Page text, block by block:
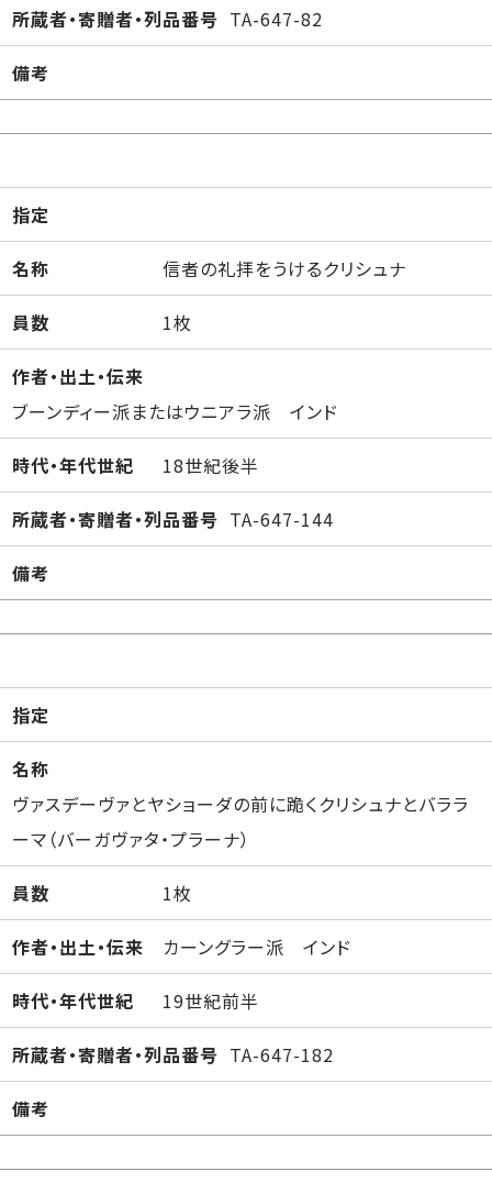
所蔵者・寄贈者・列品番号 TA-647-82
備考
指定
名称 信者の礼拝をうけるクリシュナ
員数 1枚
作者・出土・伝来
ブーンディー派またはウニアラ派 インド
時代・年代世紀 18世紀後半
所蔵者・寄贈者・列品番号 TA-647-144
備考
指定
名称
ヴァスデーヴァとヤショーダの前に跪くクリシュナとバララ
ーマ（バーガヴァタ・プラーナ）
員数 1枚
作者・出土・伝来 カーングラー派 インド
時代・年代世紀 19世紀前半
所蔵者・寄贈者・列品番号 TA-647-182
備考